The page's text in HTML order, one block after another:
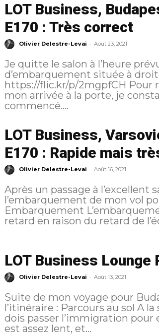
LOT Business,
E170 : Très correct
Olivier Delestre-Levai - Août 23, 2021
Je quitte le salon à l’heure
d’embarquement située à
https://flic.kr/p/2mgpfCH Pour rappel voici l’itinéraire suivi : Embarquement À
mon arrivée à la porte, je
commencé....
LOT Business,
E170 : Rapide mais
Olivier Delestre-Levai - Août 16, 2021
Après un passage à l’excellent
l’embarquement de mon vol pour Budapest.
Embarquement L’embarquement commence avec une dizaine de minutes de
retard en raison du retard de
LOT Business Lounge
Olivier Delestre-Levai - Août 13, 2021
Suite de mon voyage pour
l’itinéraire : Parcours au sol A la sortie de mon vol en provenance de Londres, je
dois passer l’immigration pour
est assez lent, et...